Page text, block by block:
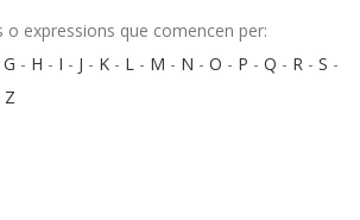
o expressions que comencen per:
G - H - I - J - K - L - M - N - O - P - Q - R - S -
Z